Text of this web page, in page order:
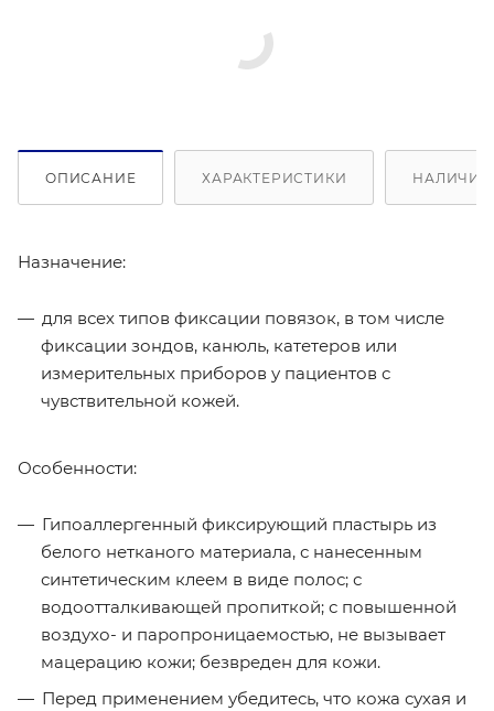
ОПИСАНИЕ ХАРАКТЕРИСТИКИ НАЛИЧИЕ
Назначение:
для всех типов фиксации повязок, в том числе
фиксации зондов, канюль, катетеров или
измерительных приборов у пациентов с
чувствительной кожей.
Особенности:
Гипоаллергенный фиксирующий пластырь из
белого нетканого материала, с нанесенным
синтетическим клеем в виде полос; с
водоотталкивающей пропиткой; с повышенной
воздухо- и паропроницаемостью, не вызывает
мацерацию кожи; безвреден для кожи.
Перед применением убедитесь, что кожа сухая и